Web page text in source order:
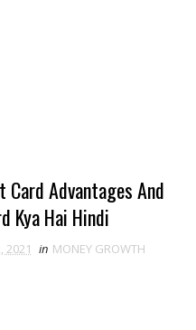
Advantages And
Kya Hai Hindi
2021 in MONEY GROWTH